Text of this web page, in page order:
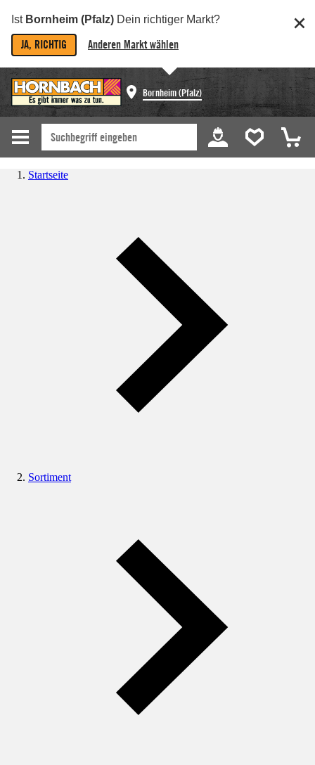
Ist Bornheim (Pfalz) Dein richtiger Markt?
JA, RICHTIG Anderen Markt wählen
Bornheim (Pfalz)
Startseite
Sortiment